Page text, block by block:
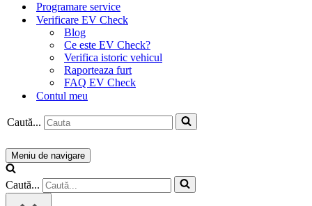
Programare service
Verificare EV Check
Blog
Ce este EV Check?
Verifica istoric vehicul
Raporteaza furt
FAQ EV Check
Contul meu
Caută...
Meniu de navigare
Caută...